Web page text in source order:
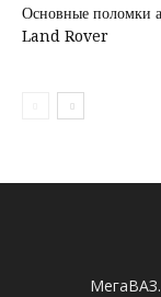
Основные поломки
Land Rover